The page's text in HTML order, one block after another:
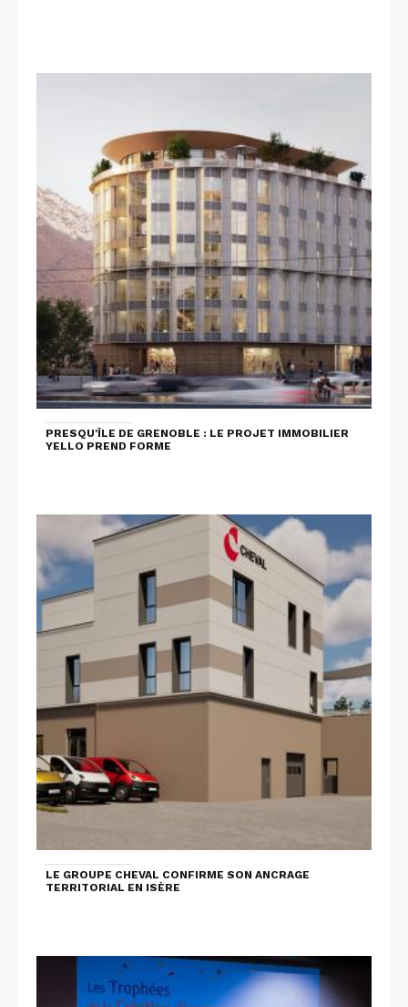
PRESQU'ÎLE DE GRENOBLE : LE PROJET IMMOBILIER
YELLO PREND FORME
LE GROUPE CHEVAL CONFIRME SON ANCRAGE
TERRITORIAL EN ISÈRE